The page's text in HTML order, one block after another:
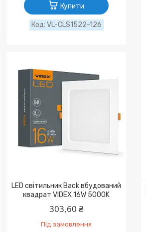
Купити
VL-CLS1522-126
LED світильник Back вбудований
квадрат VIDEX 16W 5000K
303,60 ₴
Під замовлення